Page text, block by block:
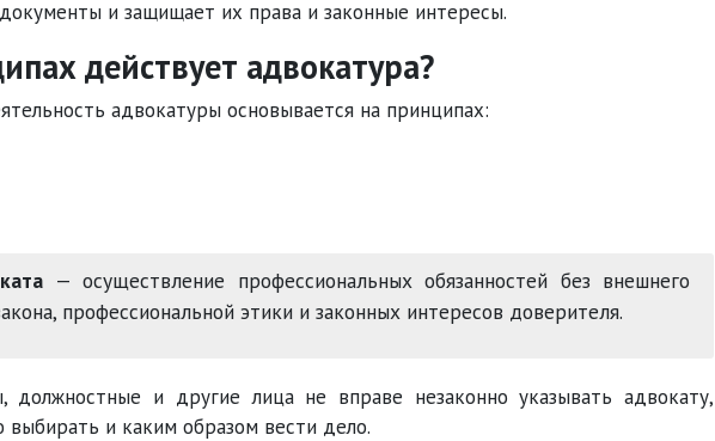
и защищает их права и законные интересы.
действует адвокатура?
адвокатуры основывается на принципах:
— осуществление профессиональных обязанностей без внешнего
профессиональной этики и законных интересов доверителя.
должностные и другие лица не вправе незаконно указывать адвокату,
и каким образом вести дело.